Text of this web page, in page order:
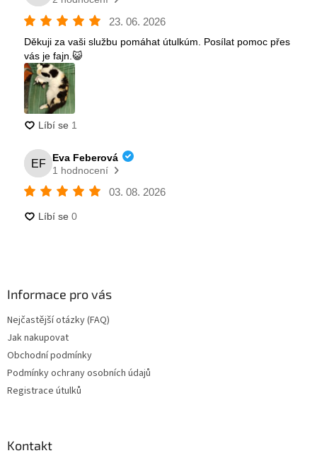
Informace pro vás
Nejčastější otázky (FAQ)
Jak nakupovat
Obchodní podmínky
Podmínky ochrany osobních údajů
Registrace útulků
Kontakt